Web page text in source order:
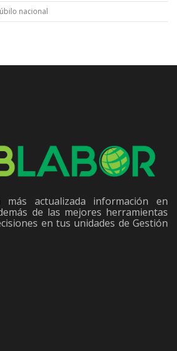
nacional
actualizada información en
de las mejores herramientas
en tus unidades de Gestión